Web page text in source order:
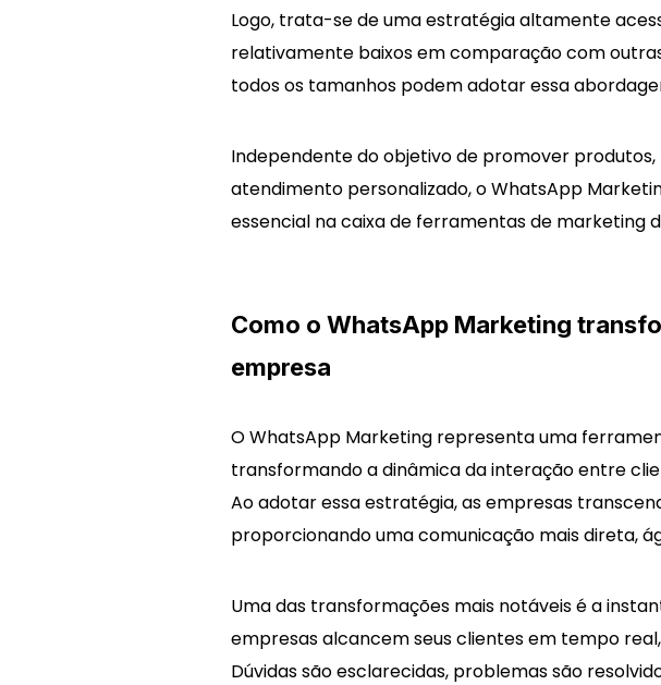
Logo, trata-se de uma estratégia altamente
relativamente baixos em comparação com
todos os tamanhos podem adotar essa
Independente do objetivo de promover
atendimento personalizado, o WhatsApp
essencial na caixa de ferramentas de marketing
Como o WhatsApp Marketing
empresa
O WhatsApp Marketing representa uma
transformando a dinâmica da interação entre
Ao adotar essa estratégia, as empresas
proporcionando uma comunicação mais direta,
Uma das transformações mais notáveis é a
empresas alcancem seus clientes em tempo
Dúvidas são esclarecidas, problemas são